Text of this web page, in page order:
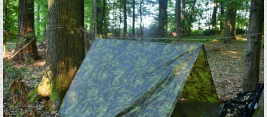
Posted in